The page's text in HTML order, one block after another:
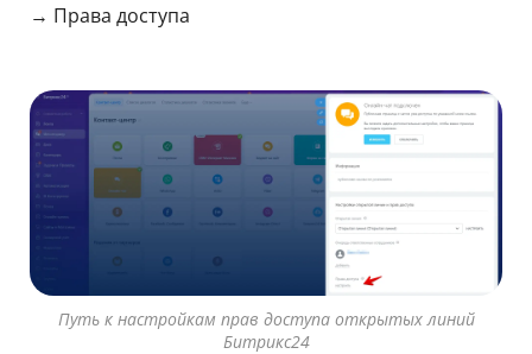
→ Права доступа
Путь к настройкам прав доступа открытых линий
Битрикс24